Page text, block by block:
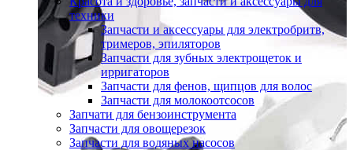
техники
Запчасти и аксессуары для электробритв,
тримеров, эпиляторов
Запчасти для зубных электрощеток и
ирригаторов
Запчасти для фенов, щипцов для волос
Запчасти для молокоотсосов
Запчати для бензоинструмента
Запчасти для овощерезок
Запчасти для водяных насосов